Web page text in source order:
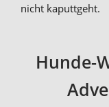
nicht kaputtgeht.
Hunde-